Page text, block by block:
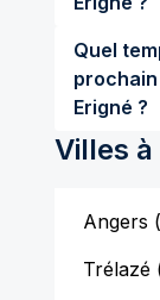
Quel
prochain dimanche 9 aout à Mûrs-
Erigné ?
Villes
Angers (
Trélazé